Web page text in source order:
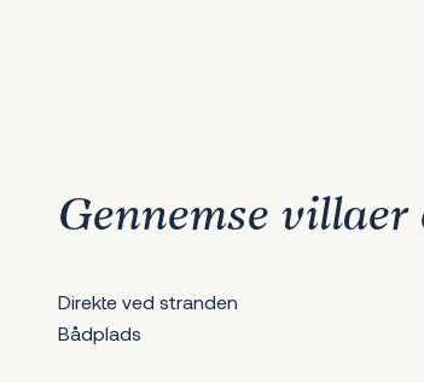
Gennemse
Direkte ved stranden
Bådplads